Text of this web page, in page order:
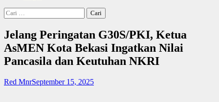
Cari
untuk:
Jelang Peringatan G30S/PKI, Ketua
AsMEN Kota Bekasi Ingatkan Nilai
Pancasila dan Keutuhan NKRI
Red MnrSeptember 15, 2025